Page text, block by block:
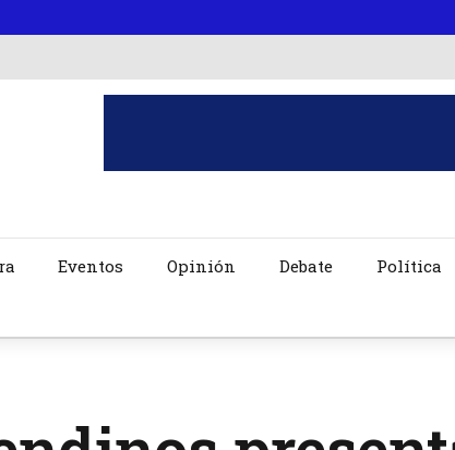
Eventos Opinión Debate Política